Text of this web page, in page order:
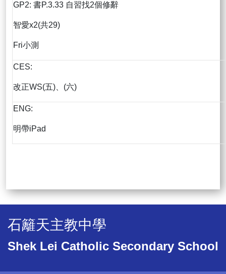
GP2: 書P.3.33 自習找2個修辭
智愛x2(共29)
Fri小測
CES:
改正WS(五)、(六)
ENG:
明帶iPad
石籬天主教中學
Shek Lei Catholic Secondary School